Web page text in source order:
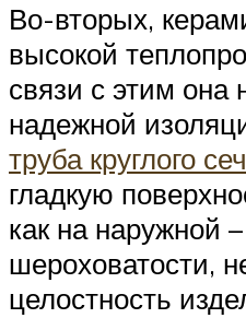
Во-вторых,
высокой
связи с этим она
надежной
труба круглого
гладкую
как на наружной
шероховатости,
целостность